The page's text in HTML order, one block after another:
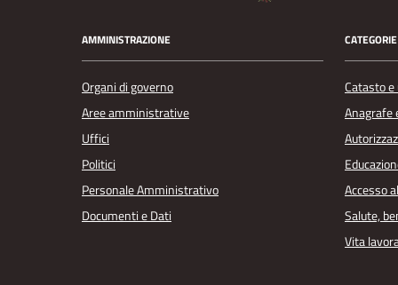
AMMINISTRAZIONE
Organi di governo
Aree amministrative
Uffici
Politici
Personale Amministrativo
Documenti e Dati
Catasto
Anagrafe
Accesso
Salute,
Vita